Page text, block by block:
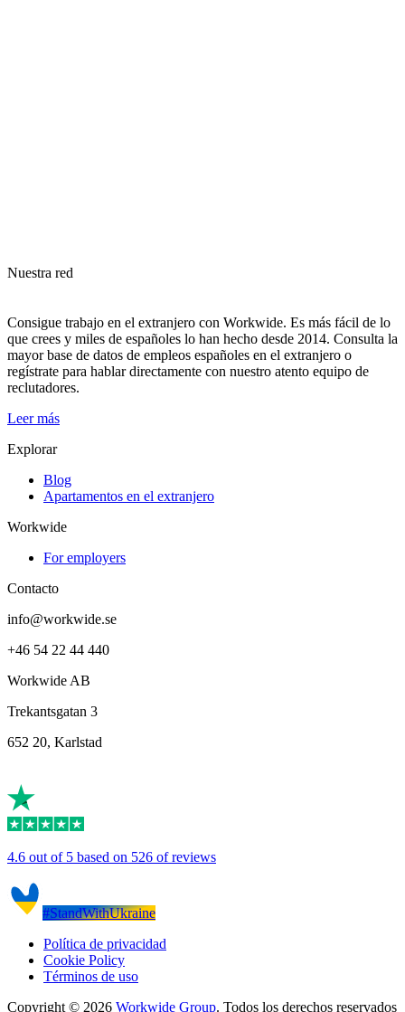
Nuestra red
Consigue trabajo en el extranjero con Workwide. Es más fácil de lo
que crees y miles de españoles lo han hecho desde 2014. Consulta la
mayor base de datos de empleos españoles en el extranjero o
regístrate para hablar directamente con nuestro atento equipo de
reclutadores.
Leer más
Explorar
Blog
Apartamentos en el extranjero
Workwide
For employers
Contacto
info@workwide.se
+46 54 22 44 440
Workwide AB
Trekantsgatan 3
652 20, Karlstad
4.6 out of 5 based on 526 of reviews
#StandWithUkraine
Política de privacidad
Cookie Policy
Términos de uso
Copyright © 2026 Workwide Group. Todos los derechos reservados